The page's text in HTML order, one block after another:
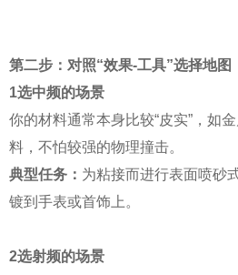
第二步：对照“效果-工具”选择地图
1选中频的场景
你的材料通常本身比较“皮实”，如
料，不怕较强的物理撞击。
典型任务： 为粘接而进行表面喷砂
镀到手表或首饰上。
2选射频的场景